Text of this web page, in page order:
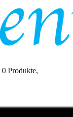
0 Produkte,